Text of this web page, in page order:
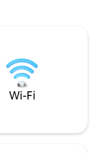
Wi-Fi